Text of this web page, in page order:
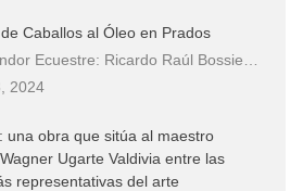
Caballos al Óleo en Prados
Ecuestre: Ricardo Raúl Bossie…
2024
una obra que sitúa al maestro
Ugarte Valdivia entre las
representativas del arte